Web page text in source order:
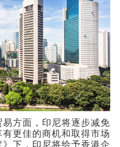
方面，印尼将逐步减免
更佳的商机和取得市场
下，印尼将给予香港企